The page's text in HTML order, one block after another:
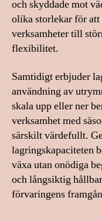
och skyddade mot
olika storlekar för att
verksamheter till
flexibilitet.
Samtidigt erbjuder
användning av
skala upp eller ner
verksamhet med
särskilt värdefullt.
lagringskapaciteten
växa utan onödiga
och långsiktig
förvaringens